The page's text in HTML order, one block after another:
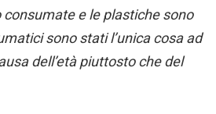
e le plastiche sono
sono stati l’unica cosa ad
dell’età piuttosto che del